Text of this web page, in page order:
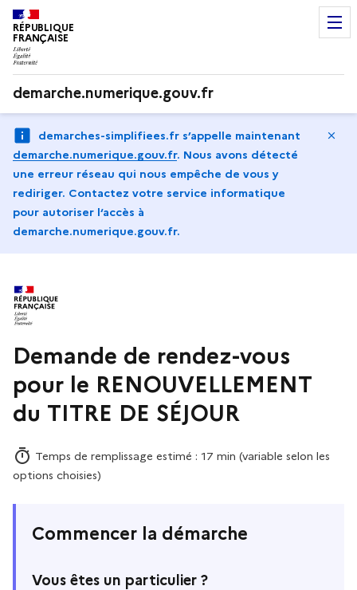
RÉPUBLIQUE
FRANÇAISE
demarche.numerique.gouv.fr
demarches-simplifiees.fr s’appelle maintenant
demarche.numerique.gouv.fr. Nous avons détecté
une erreur réseau qui nous empêche de vous y
rediriger. Contactez votre service informatique
pour autoriser l‘accès à
demarche.numerique.gouv.fr.
Demande de rendez-vous
pour le RENOUVELLEMENT
du TITRE DE SÉJOUR
Temps de remplissage estimé : 17 min (variable selon les
options choisies)
Commencer la démarche
Vous êtes un particulier ?